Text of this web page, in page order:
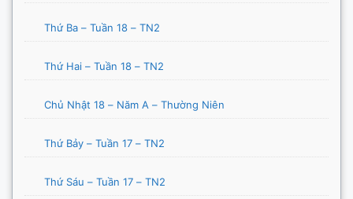
Thứ Ba – Tuần 18 – TN2
Thứ Hai – Tuần 18 – TN2
Chủ Nhật 18 – Năm A – Thường Niên
Thứ Bảy – Tuần 17 – TN2
Thứ Sáu – Tuần 17 – TN2